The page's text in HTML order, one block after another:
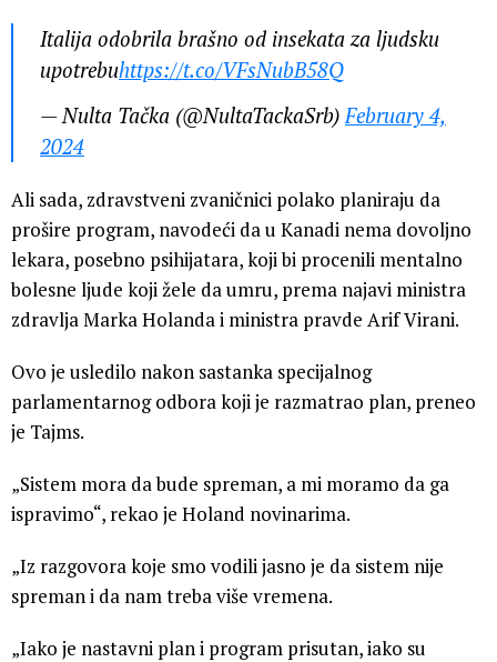
Italija odobrila brašno od insekata za ljudsku
upotrebuhttps://t.co/VFsNubB58Q
— Nulta Tačka (@NultaTackaSrb) February 4,
2024
Ali sada, zdravstveni zvaničnici polako planiraju da
prošire program, navodeći da u Kanadi nema dovoljno
lekara, posebno psihijatara, koji bi procenili mentalno
bolesne ljude koji žele da umru, prema najavi ministra
zdravlja Marka Holanda i ministra pravde Arif Virani.
Ovo je usledilo nakon sastanka specijalnog
parlamentarnog odbora koji je razmatrao plan, preneo
je Tajms.
„Sistem mora da bude spreman, a mi moramo da ga
ispravimo“, rekao je Holand novinarima.
„Iz razgovora koje smo vodili jasno je da sistem nije
spreman i da nam treba više vremena.
„Iako je nastavni plan i program prisutan, iako su